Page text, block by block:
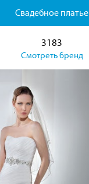
Свадебное платье
3183
Смотреть бренд